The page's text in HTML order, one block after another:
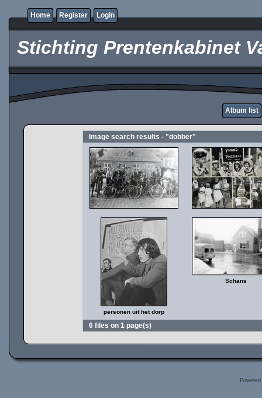
Home Register Login
Stichting Prentenkabinet
Album list
Image search results - "dobber"
personen uit het dorp
Schans
6 files on 1 page(s)